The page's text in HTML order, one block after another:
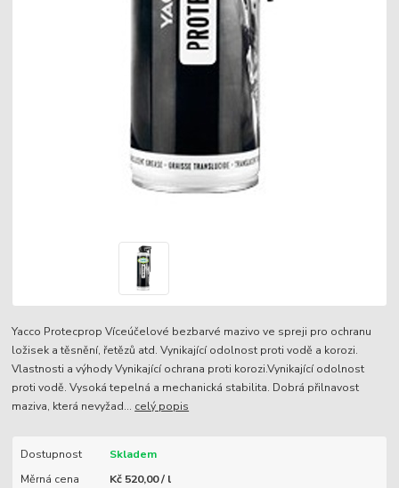
Yacco Protecprop Víceúčelové bezbarvé mazivo ve spreji pro ochranu
ložisek a těsnění, řetězů atd. Vynikající odolnost proti vodě a korozi.
Vlastnosti a výhody Vynikající ochrana proti korozi.Vynikající odolnost
proti vodě. Vysoká tepelná a mechanická stabilita. Dobrá přilnavost
maziva, která nevyžad... celý popis
Dostupnost
Skladem
Měrná cena
Kč 520,00 / l